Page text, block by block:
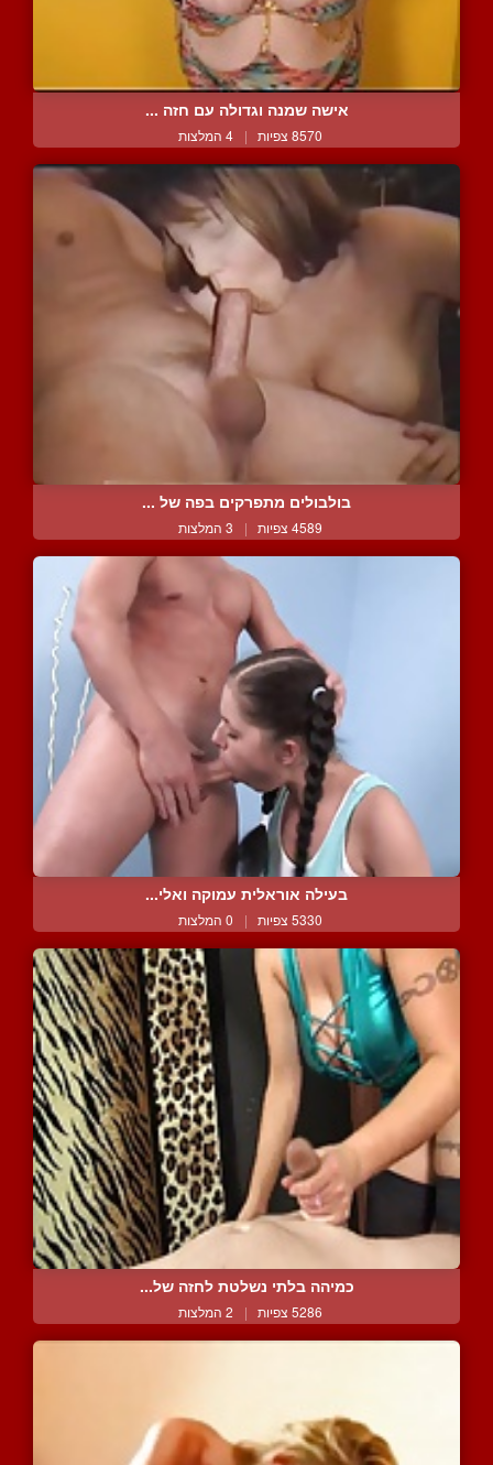
אישה שמנה וגדולה עם חזה ...
8570 צפיות | 4 המלצות
בולבולים מתפרקים בפה של ...
4589 צפיות | 3 המלצות
בעילה אוראלית עמוקה ואלי...
5330 צפיות | 0 המלצות
כמיהה בלתי נשלטת לחזה של...
5286 צפיות | 2 המלצות